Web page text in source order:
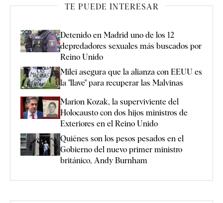
TE PUEDE INTERESAR
Detenido en Madrid uno de los 12
depredadores sexuales más buscados por
Reino Unido
Milei asegura que la alianza con EEUU es
la "llave" para recuperar las Malvinas
Marion Kozak, la superviviente del
Holocausto con dos hijos ministros de
Exteriores en el Reino Unido
Quiénes son los pesos pesados en el
Gobierno del nuevo primer ministro
británico, Andy Burnham